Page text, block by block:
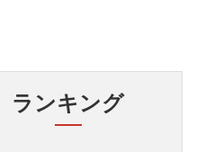
ランキング